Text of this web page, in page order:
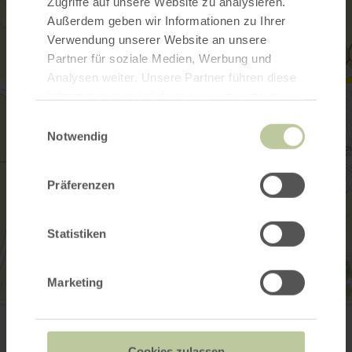
Außerdem geben wir Informationen zu Ihrer
Verwendung unserer Website an unsere
Partner für soziale Medien, Werbung und
Analysen weiter. Unsere Partner führen diese
haben oder die sie im Rahmen Ihrer Nutzung
Notwendig
Präferenzen
Statistiken
Marketing
Burgstraße 6
54576 Hillesheim